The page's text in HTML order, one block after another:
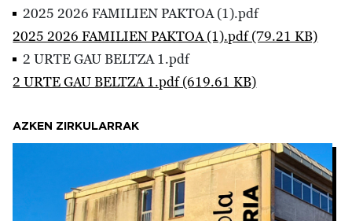
2025 2026 FAMILIEN PAKTOA (1).pdf
2025 2026 FAMILIEN PAKTOA (1).pdf (79.21 KB)
2 URTE GAU BELTZA 1.pdf
2 URTE GAU BELTZA 1.pdf (619.61 KB)
AZKEN ZIRKULARRAK